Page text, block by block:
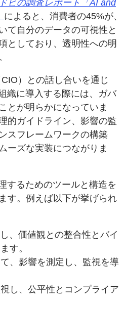
ビの調査レポート「AI and
によると、消費者の45%が、
て自分のデータの可視性と
としており、透明性への明
）との話し合いを通じ
織に導入する際には、ガバ
とが明らかになっていま
的ガイドライン、影響の監
スフレームワークの構築
ーズな実装につながりま
するためのツールと構造を
す。例えば以下が挙げられ
、価値観との整合性とバイ
す。
、影響を測定し、監視を導
し、公平性とコンプライア